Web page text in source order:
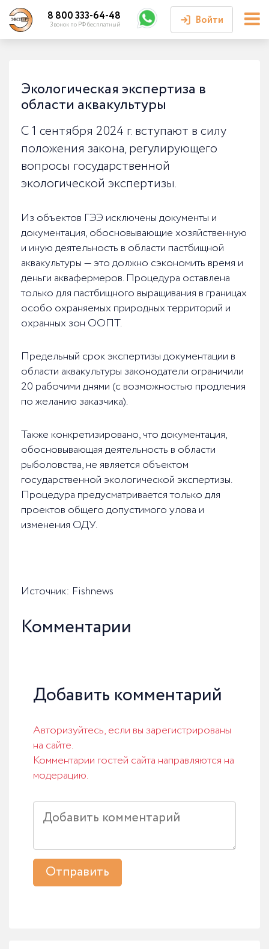
Войти
Личный кабинет
8 800 333-64-48
Звонок по РФ бесплатный
Экологическая экспертиза в
области аквакультуры
С 1 сентября 2024 г. вступают в силу
положения закона, регулирующего
вопросы государственной
экологической экспертизы.
Из объектов ГЭЭ исключены документы и
документация, обосновывающие хозяйственную
и иную деятельность в области пастбищной
аквакультуры — это должно сэкономить время и
деньги аквафермеров. Процедура оставлена
только для пастбищного выращивания в границах
особо охраняемых природных территорий и
охранных зон ООПТ.
Предельный срок экспертизы документации в
области аквакультуры законодатели ограничили
20 рабочими днями (с возможностью продления
по желанию заказчика).
Также конкретизировано, что документация,
обосновывающая деятельность в области
рыболовства, не является объектом
государственной экологической экспертизы.
Процедура предусматривается только для
проектов общего допустимого улова и
изменения ОДУ.
Источник: Fishnews
Комментарии
Добавить комментарий
Авторизуйтесь, если вы зарегистрированы
на сайте.
Комментарии гостей сайта направляются на
модерацию.
Отправить